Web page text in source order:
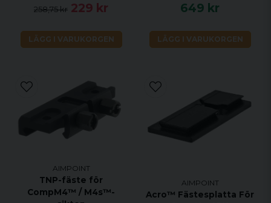
258,75 kr 229 kr
LÄGG I VARUKORGEN
649 kr
LÄGG I VARUKORGEN
AIMPOINT
TNP-fäste för
CompM4™ / M4s™-
AIMPOINT
Acro™ Fästesplatta För